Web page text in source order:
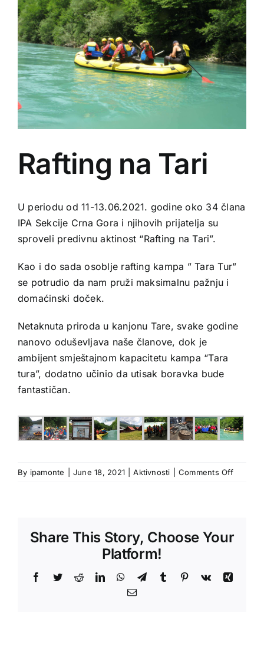
Rafting na Tari
U periodu od 11-13.06.2021. godine oko 34 člana
IPA Sekcije Crna Gora i njihovih prijatelja su
sproveli predivnu aktinost “Rafting na Tari”.
Kao i do sada osoblje rafting kampa ” Tara Tur”
se potrudio da nam pruži maksimalnu pažnju i
domaćinski doček.
Netaknuta priroda u kanjonu Tare, svake godine
nanovo oduševljava naše članove, dok je
ambijent smještajnom kapacitetu kampa “Tara
tura”, dodatno učinio da utisak boravka bude
fantastičan.
By ipamonte June 18, 2021 Aktivnosti Comments Offon
Share This Story, Choose Your
Platform!
Facebook
TwitterRedditLinkedInWhatsApp
TelegramTumblr Pinterest
Vk
Xing
Email